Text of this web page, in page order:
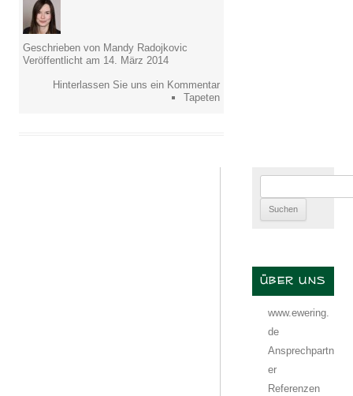
Geschrieben von Mandy Radojkovic
Veröffentlicht am 14. März 2014
Hinterlassen Sie uns ein Kommentar
Tapeten
nach:
ÜBER UNS
www.ewering.
de
Ansprechpartn
er
Referenzen